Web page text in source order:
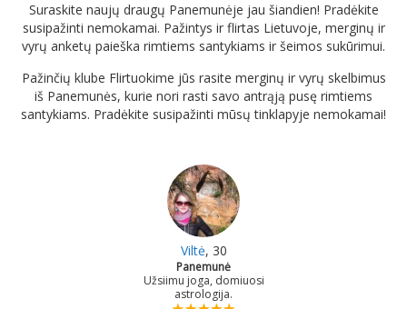
Suraskite naujų draugų Panemunėje jau šiandien! Pradėkite
susipažinti nemokamai. Pažintys ir flirtas Lietuvoje, merginų ir
vyrų anketų paieška rimtiems santykiams ir šeimos sukūrimui.
Pažinčių klube Flirtuokime jūs rasite merginų ir vyrų skelbimus
iš Panemunės, kurie nori rasti savo antrąją pusę rimtiems
santykiams. Pradėkite susipažinti mūsų tinklapyje nemokamai!
Viltė, 30
Panemunė
Užsiimu joga, domiuosi
astrologija.